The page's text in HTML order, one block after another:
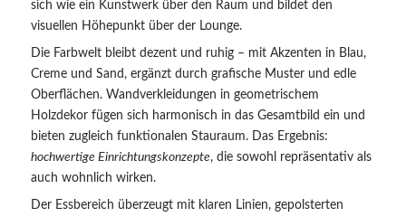
sich wie ein Kunstwerk über den Raum und bildet den
visuellen Höhepunkt über der Lounge.
Die Farbwelt bleibt dezent und ruhig – mit Akzenten in Blau,
Creme und Sand, ergänzt durch grafische Muster und edle
Oberflächen. Wandverkleidungen in geometrischem
Holzdekor fügen sich harmonisch in das Gesamtbild ein und
bieten zugleich funktionalen Stauraum. Das Ergebnis:
hochwertige Einrichtungskonzepte, die sowohl repräsentativ als
auch wohnlich wirken.
Der Essbereich überzeugt mit klaren Linien, gepolsterten